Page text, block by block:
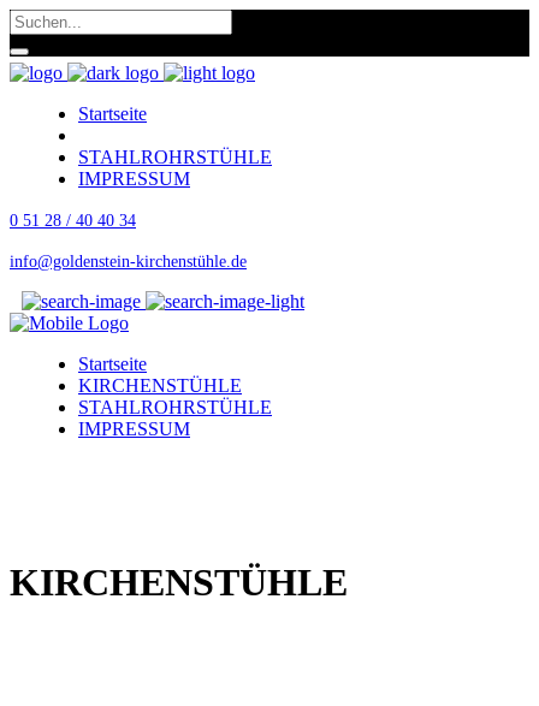
Startseite
STAHLROHRSTÜHLE
IMPRESSUM
0 51 28 / 40 40 34
info@goldenstein-kirchenstühle.de
Startseite
KIRCHENSTÜHLE
STAHLROHRSTÜHLE
IMPRESSUM
KIRCHENSTÜHLE